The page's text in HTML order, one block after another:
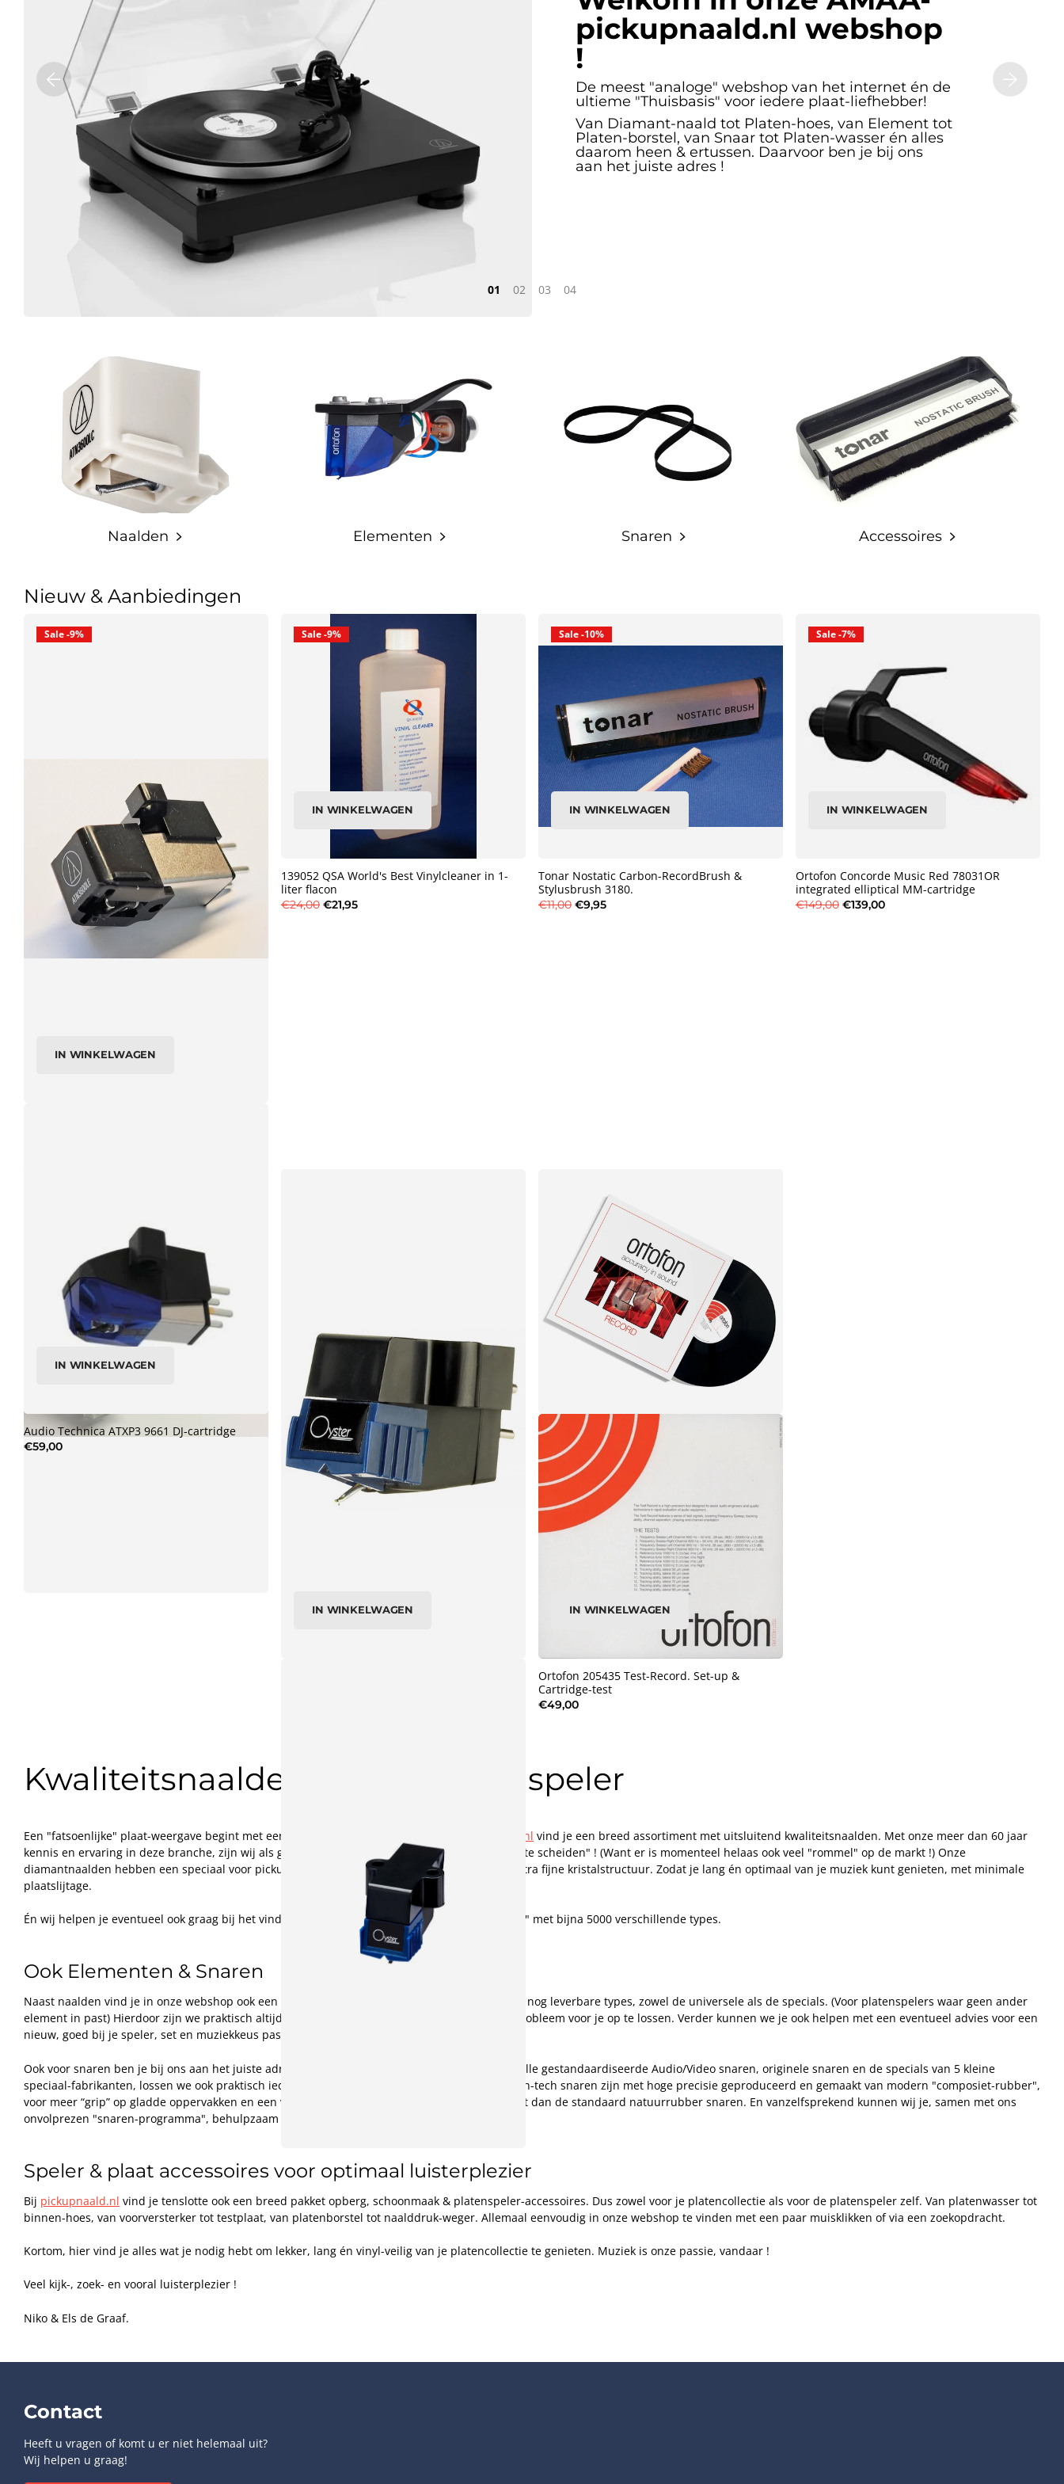
pickupnaald.nl webshop
!
De meest "analoge" webshop van het internet én de
ultieme "Thuisbasis" voor iedere plaat-liefhebber!
Van Diamant-naald tot Platen-hoes, van Element tot
Platen-borstel, van Snaar tot Platen-wasser én alles
daarom heen & ertussen. Daarvoor ben je bij ons
aan het juiste adres !
1 2 3 4
Naalden Elementen Snaren Accessoires
Nieuw & Aanbiedingen
Sale -9%
IN WINKELWAGEN
Sale -9%
IN WINKELWAGEN
139052 QSA World's Best Vinylcleaner in 1-
liter flacon
€24,00 €21,95
Sale -10%
IN WINKELWAGEN
Tonar Nostatic Carbon-RecordBrush &
Stylusbrush 3180.
€11,00 €9,95
Sale -7%
IN WINKELWAGEN
Ortofon Concorde Music Red 78031OR
integrated elliptical MM-cartridge
€149,00 €139,00
IN WINKELWAGEN
Audio Technica ATXP3 9661 DJ-cartridge
€59,00
IN WINKELWAGEN IN WINKELWAGEN
Ortofon 205435 Test-Record. Set-up &
Cartridge-test
€49,00
Kwaliteitsnaalden voor je platenspeler
Een "fatsoenlijke" plaat-weergave begint met een goede naald. In onze webshop pickupnaald.nl vind je een breed assortiment met uitsluitend kwaliteitsnaalden. Met onze meer dan 60 jaar
kennis en ervaring in deze branche, zijn wij als geen ander in staat om "het kaf van het koren te scheiden" ! (Want er is momenteel helaas ook veel "rommel" op de markt !) Onze
diamantnaalden hebben een speciaal voor pickup-naalden gemaakte diamant-tip, met een extra fijne kristalstructuur. Zodat je lang én optimaal van je muziek kunt genieten, met minimale
plaatslijtage.
Én wij helpen je eventueel ook graag bij het vinden van de juiste naald, in onze "naalden-berg" met bijna 5000 verschillende types.
Ook Elementen & Snaren
Naast naalden vind je in onze webshop ook een groot assortiment elementen. Zo goed als alle nog leverbare types, zowel de universele als de specials. (Voor platenspelers waar geen ander
element in past) Hierdoor zijn we praktisch altijd in staat om ieder denkbaar naald/element probleem voor je op te lossen. Verder kunnen we je ook helpen met een eventueel advies voor een
nieuw, goed bij je speler, set en muziekkeus passend, element.
Ook voor snaren ben je bij ons aan het juiste adres. Met een bijna compleet assortiment van alle gestandaardiseerde Audio/Video snaren, originele snaren en de specials van 5 kleine
speciaal-fabrikanten, lossen we ook praktisch ieder snaarprobleem snel en goed op. Onze High-tech snaren zijn met hoge precisie geproduceerd en gemaakt van modern "composiet-rubber",
voor meer “grip” op gladde oppervakken en een veel langer blijvende elasticiteit en spankracht dan de standaard natuurrubber snaren. En vanzelfsprekend kunnen wij je, samen met ons
onvolprezen "snaren-programma", behulpzaam zijn bij het vinden van de juiste snaar !
Speler & plaat accessoires voor optimaal luisterplezier
Bij pickupnaald.nl vind je tenslotte ook een breed pakket opberg, schoonmaak & platenspeler-accessoires. Dus zowel voor je platencollectie als voor de platenspeler zelf. Van platenwasser tot
binnen-hoes, van voorversterker tot testplaat, van platenborstel tot naalddruk-weger. Allemaal eenvoudig in onze webshop te vinden met een paar muisklikken of via een zoekopdracht.
Kortom, hier vind je alles wat je nodig hebt om lekker, lang én vinyl-veilig van je platencollectie te genieten. Muziek is onze passie, vandaar !
Veel kijk-, zoek- en vooral luisterplezier !
Niko & Els de Graaf.
Contact
Heeft u vragen of komt u er niet helemaal uit?
Wij helpen u graag!